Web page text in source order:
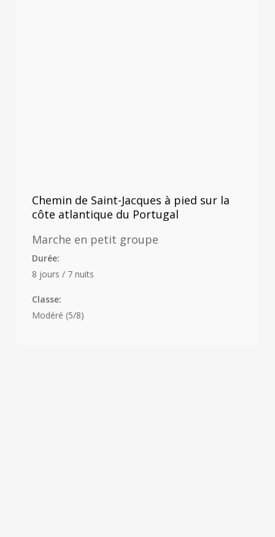
Chemin de Saint-Jacques à pied sur la
côte atlantique du Portugal
Marche en petit groupe
Durée:
8 jours / 7 nuits
Classe:
Modéré (5/8)